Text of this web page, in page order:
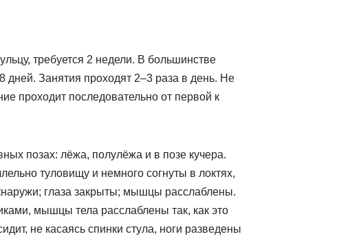
требуется 2 недели. В большинстве
Занятия проходят 2–3 раза в день. Не
проходит последовательно от первой к
позах: лёжа, полулёжа и в позе кучера.
туловищу и немного согнуты в локтях,
глаза закрыты; мышцы расслаблены.
мышцы тела расслаблены так, как это
не касаясь спинки стула, ноги разведены